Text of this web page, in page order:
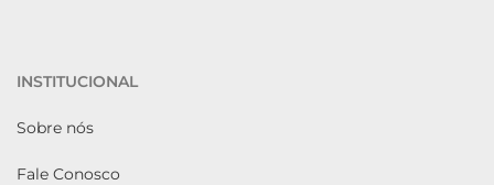
INSTITUCIONAL
Sobre nós
Fale Conosco